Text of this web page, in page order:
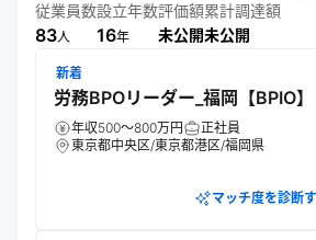
長をワンストップでサポート。800社超
多様な業界に対応している。
従業員数
83人
設立年数
16年
評価額
未公開
累計調達額
未公開
新着
労務BPOリーダー_福岡【BPIO】
年収500～800万円
正社員
東京都中央区/東京都港区/福岡県
マッチ度を診断